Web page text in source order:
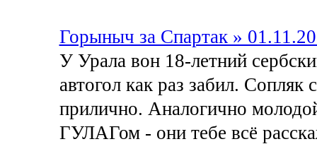
Горыныч за Спартак »
У Урала вон 18-летний
автогол как раз забил.
прилично. Аналогично
ГУЛАГом - они тебе всё